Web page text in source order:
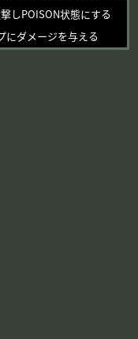
しPOISON状態にする
にダメージを与える